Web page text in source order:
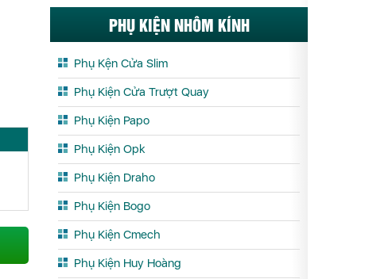
PHỤ KIỆN NHÔM KÍNH
Phụ Kện Cửa Slim
Phụ Kiện Cửa Trượt Quay
Phụ Kiện Papo
Phụ Kiện Opk
Phụ Kiện Draho
Phụ Kiện Bogo
Phụ Kiện Cmech
Phụ Kiện Huy Hoàng